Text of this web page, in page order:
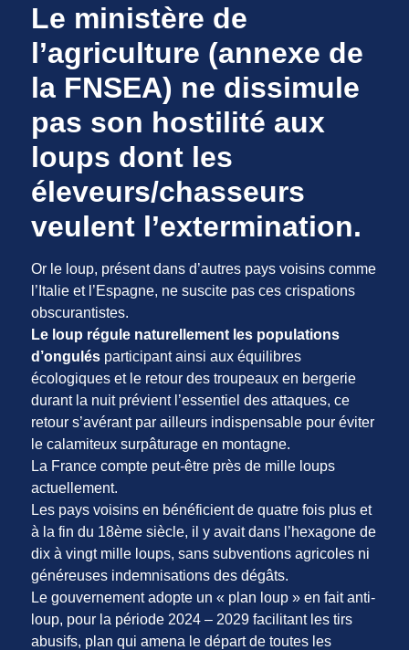
Le ministère de
l’agriculture (annexe de
la FNSEA) ne dissimule
pas son hostilité aux
loups dont les
éleveurs/chasseurs
veulent l’extermination.
Or le loup, présent dans d’autres pays voisins comme
l’Italie et l’Espagne, ne suscite pas ces crispations
obscurantistes.
Le loup régule naturellement les populations
d’ongulés participant ainsi aux équilibres
écologiques et le retour des troupeaux en bergerie
durant la nuit prévient l’essentiel des attaques, ce
retour s’avérant par ailleurs indispensable pour éviter
le calamiteux surpâturage en montagne.
La France compte peut-être près de mille loups
actuellement.
Les pays voisins en bénéficient de quatre fois plus et
à la fin du 18ème siècle, il y avait dans l’hexagone de
dix à vingt mille loups, sans subventions agricoles ni
généreuses indemnisations des dégâts.
Le gouvernement adopte un « plan loup » en fait anti-
loup, pour la période 2024 – 2029 facilitant les tirs
abusifs, plan qui amena le départ de toutes les